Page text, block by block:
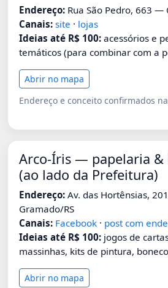
Endereço:Rua São Pedro, 663 —
Canais: site · lojas
Ideias até R$ 100:acessórios e
temáticos (para combinar com a
Abrir no mapa
Endereço e conceito confirmados
Arco-Íris — papelaria &
(ao lado da Prefeitura)
Endereço:Av. das Hortênsias,
Gramado/RS
Canais: Facebook· post com
Ideias até R$ 100:jogos de
massinhas, kits de pintura,
Abrir no mapa